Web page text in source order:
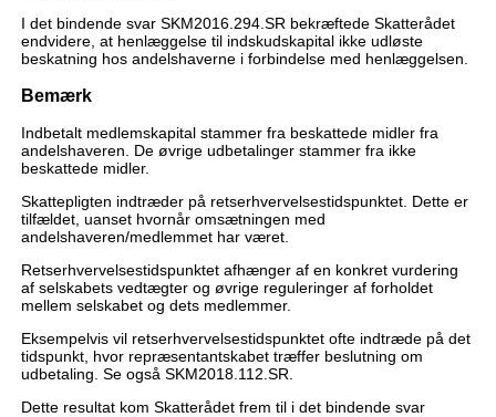
I det bindende svar SKM2016.294.SR bekræftede Skatterådet
endvidere, at henlæggelse til indskudskapital ikke udløste
beskatning hos andelshaverne i forbindelse med henlæggelsen.
Bemærk
Indbetalt medlemskapital stammer fra beskattede midler fra
andelshaveren. De øvrige udbetalinger stammer fra ikke
beskattede midler.
Skattepligten indtræder på retserhvervelsestidspunktet. Dette er
tilfældet, uanset hvornår omsætningen med
andelshaveren/medlemmet har været.
Retserhvervelsestidspunktet afhænger af en konkret vurdering
af selskabets vedtægter og øvrige reguleringer af forholdet
mellem selskabet og dets medlemmer.
Eksempelvis vil retserhvervelsestidspunktet ofte indtræde på det
tidspunkt, hvor repræsentantskabet træffer beslutning om
udbetaling. Se også SKM2018.112.SR.
Dette resultat kom Skatterådet frem til i det bindende svar